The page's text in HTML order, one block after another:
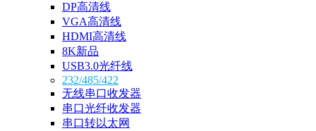
DP高清线
VGA高清线
HDMI高清线
8K新品
USB3.0光纤线
232/485/422
无线串口收发器
串口光纤收发器
串口转以太网